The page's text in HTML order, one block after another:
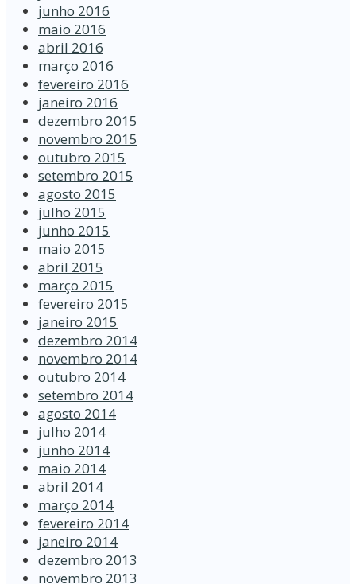
junho 2016
maio 2016
abril 2016
março 2016
fevereiro 2016
janeiro 2016
dezembro 2015
novembro 2015
outubro 2015
setembro 2015
agosto 2015
julho 2015
junho 2015
maio 2015
abril 2015
março 2015
fevereiro 2015
janeiro 2015
dezembro 2014
novembro 2014
outubro 2014
setembro 2014
agosto 2014
julho 2014
junho 2014
maio 2014
abril 2014
março 2014
fevereiro 2014
janeiro 2014
dezembro 2013
novembro 2013